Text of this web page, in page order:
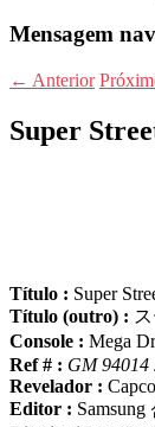
Mensagem
← Anterior
Super
Título : Super
Título (outro) :
Console : Mega
Ref # : GM 94014
Revelador :
Editor :